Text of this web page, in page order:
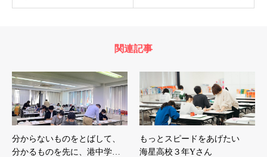
関連記事
分からないものをとばして、
分かるものを先に、港中学…
もっとスピードをあげたい
海星高校３年Yさん